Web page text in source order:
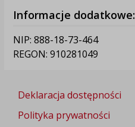
Informacje dodatkowe:
NIP: 888-18-73-464
REGON: 910281049
Deklaracja dostępności
Polityka prywatności